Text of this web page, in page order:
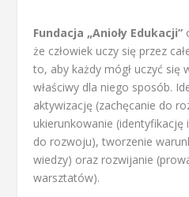
Fundacja „Anioły Edukacji”
że człowiek uczy się przez
to, aby każdy mógł uczyć się
właściwy dla niego sposób.
aktywizację (zachęcanie do
ukierunkowanie
do rozwoju), tworzenie
wiedzy) oraz rozwijanie
warsztatów).